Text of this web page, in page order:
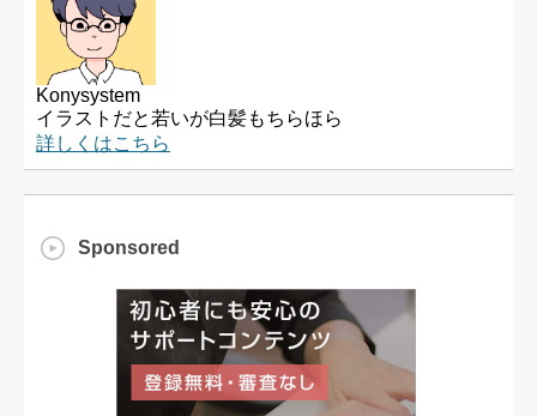
Konysystem
イラストだと若いが白髪もちらほら
詳しくはこちら
Sponsored